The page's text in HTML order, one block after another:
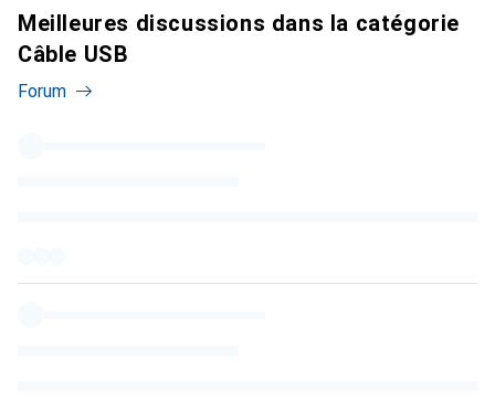
Meilleures discussions dans la catégorie
Câble USB
Forum